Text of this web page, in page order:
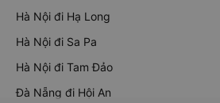
Hà Nội đi Hạ Long
Hà Nội đi Sa Pa
Hà Nội đi Tam Đảo
Đà Nẵng đi Hội An